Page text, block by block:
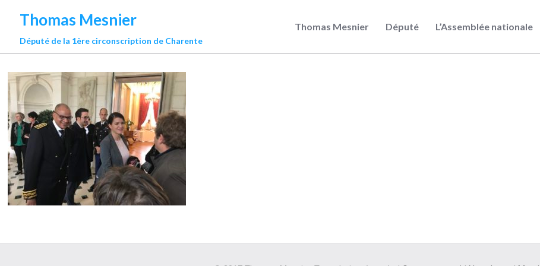
Thomas Mesnier
Député de la 1ère circonscription de Charente
Thomas Mesnier Député L’Assemblée nationale